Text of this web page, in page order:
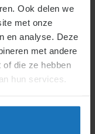
Ook delen we
met onze
en analyse. Deze
met andere
die ze hebben
hun services.